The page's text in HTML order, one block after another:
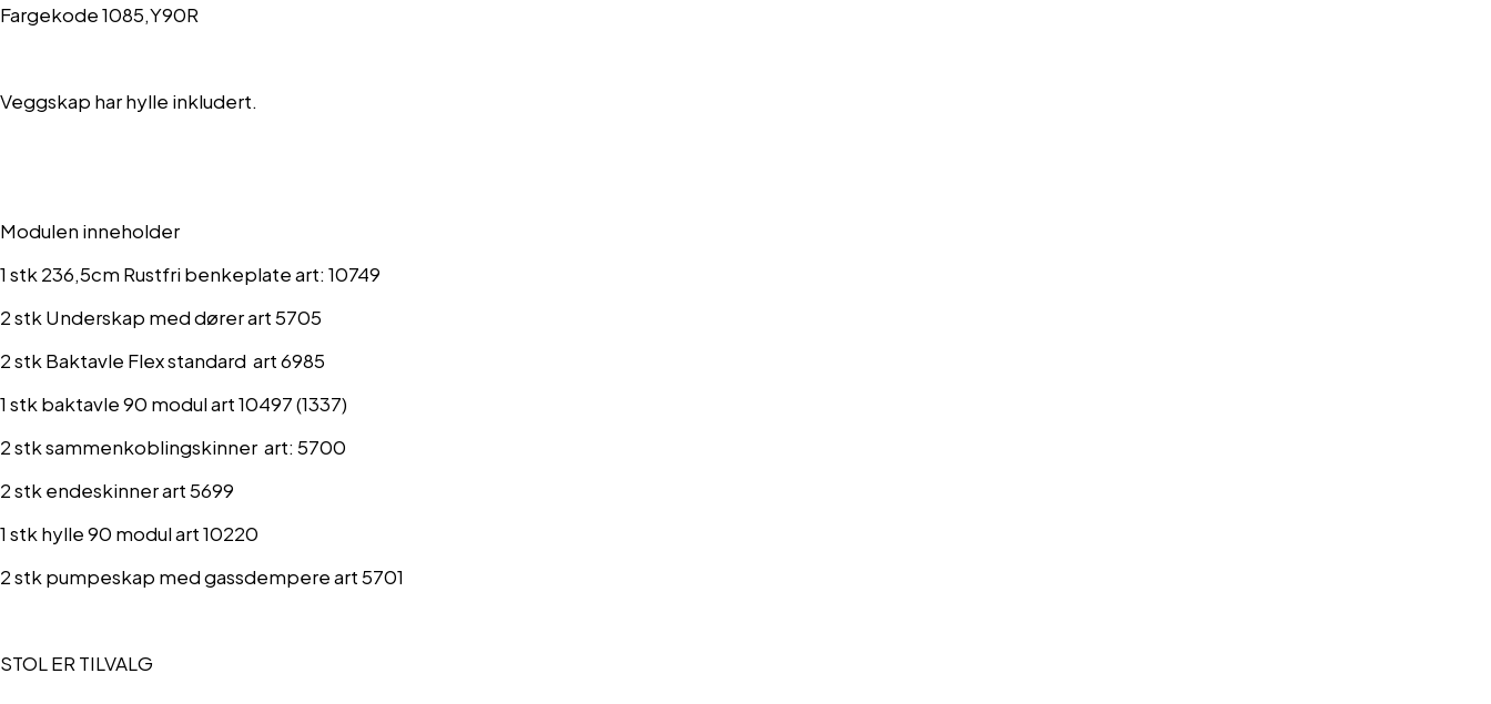
Fargekode 1085,Y90R
Veggskap har hylle inkludert.
Modulen inneholder
1 stk 236,5cm Rustfri benkeplate art: 10749
2 stk Underskap med dører art 5705
2 stk Baktavle Flex standard art 6985
1 stk baktavle 90 modul art 10497 (1337)
2 stk sammenkoblingskinner art: 5700
2 stk endeskinner art 5699
1 stk hylle 90 modul art 10220
2 stk pumpeskap med gassdempere art 5701
STOL ER TILVALG